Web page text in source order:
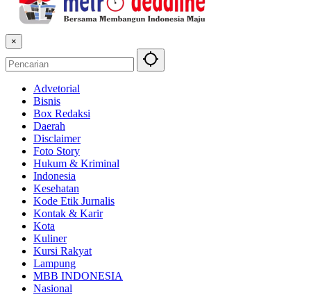
×
Advetorial
Bisnis
Box Redaksi
Daerah
Disclaimer
Foto Story
Hukum & Kriminal
Indonesia
Kesehatan
Kode Etik Jurnalis
Kontak & Karir
Kota
Kuliner
Kursi Rakyat
Lampung
MBB INDONESIA
Nasional